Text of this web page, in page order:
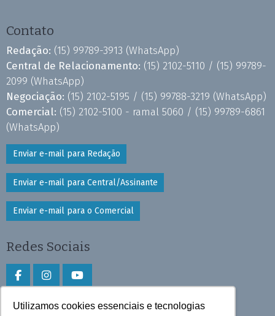
Utilizamos cookies essenciais e tecnologias
Contato
Redação: (15) 99789-3913 (WhatsApp)
Central de Relacionamento: (15) 2102-5110 / (15) 99789-
2099 (WhatsApp)
Negociação: (15) 2102-5195 / (15) 99788-3219 (WhatsApp)
Comercial: (15) 2102-5100 - ramal 5060 / (15) 99789-6861
(WhatsApp)
Enviar e-mail para Redação
Enviar e-mail para Central/Assinante
Enviar e-mail para o Comercial
Redes Sociais
Faça download do aplicativo